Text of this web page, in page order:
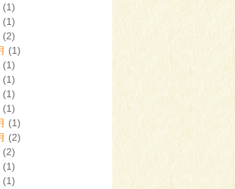
(1)
(1)
(2)
(1)
(1)
(1)
(1)
(1)
(1)
(2)
(2)
(1)
(1)